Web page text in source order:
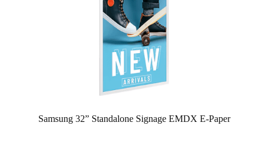
Samsung 32” Standalone Signage EMDX E-Paper